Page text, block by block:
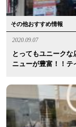
その他おすすめ情報
2020.09.07
とってもユニークな
ニューが豊富！！テ